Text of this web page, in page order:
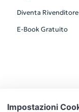
Diventa Rivenditore
E-Book Gratuito